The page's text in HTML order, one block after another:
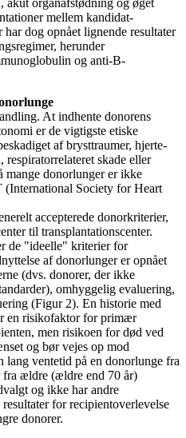
akut organafstødning og øget
mellem kandidat-
dog opnået lignende resultater
herunder
og anti-B-
At indhente donorens
er de vigtigste etiske
af brysttraumer, hjerte-
skade eller
mange donorlunger er ikke
Society for Heart
accepterede donorkriterier,
til transplantationscenter.
de "ideelle" kriterier for
af donorlunger er opnået
(dvs. donorer, der ikke
omhyggelig evaluering,
(Figur 2). En historie med
en risikofaktor for primær
men risikoen for død ved
og bør vejes op mod
lang ventetid på en donorlunge fra
fra ældre (ældre end 70 år)
og ikke har andre
for recipientoverlevelse
donorer.